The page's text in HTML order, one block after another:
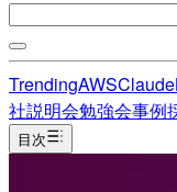
TrendingAWSClaude
社説明会勉強会事例
目次